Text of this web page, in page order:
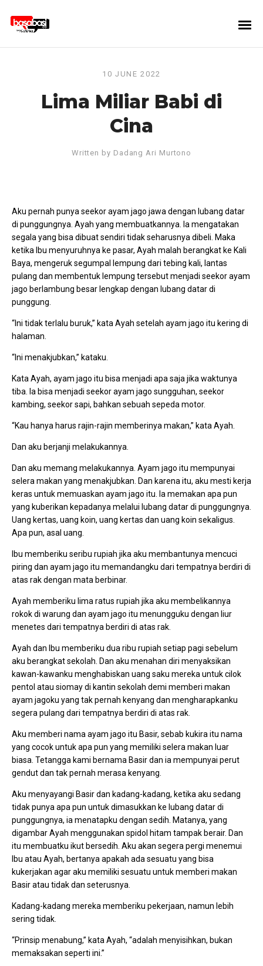
10 JUNE 2022
Lima Miliar Babi di
Cina
Written by Dadang Ari Murtono
Aku pernah punya seekor ayam jago jawa dengan lubang datar
di punggungnya. Ayah yang membuatkannya. Ia mengatakan
segala yang bisa dibuat sendiri tidak seharusnya dibeli. Maka
ketika Ibu menyuruhnya ke pasar, Ayah malah berangkat ke Kali
Baya, mengeruk segumpal lempung dari tebing kali, lantas
pulang dan membentuk lempung tersebut menjadi seekor ayam
jago berlambung besar lengkap dengan lubang datar di
punggung.
“Ini tidak terlalu buruk,” kata Ayah setelah ayam jago itu kering di
halaman.
“Ini menakjubkan,” kataku.
Kata Ayah, ayam jago itu bisa menjadi apa saja jika waktunya
tiba. Ia bisa menjadi seekor ayam jago sungguhan, seekor
kambing, seekor sapi, bahkan sebuah sepeda motor.
“Kau hanya harus rajin-rajin memberinya makan,” kata Ayah.
Dan aku berjanji melakukannya.
Dan aku memang melakukannya. Ayam jago itu mempunyai
selera makan yang menakjubkan. Dan karena itu, aku mesti kerja
keras untuk memuaskan ayam jago itu. Ia memakan apa pun
yang kuberikan kepadanya melalui lubang datar di punggungnya.
Uang kertas, uang koin, uang kertas dan uang koin sekaligus.
Apa pun, asal uang.
Ibu memberiku seribu rupiah jika aku membantunya mencuci
piring dan ayam jago itu memandangku dari tempatnya berdiri di
atas rak dengan mata berbinar.
Ayah memberiku lima ratus rupiah jika aku membelikannya
rokok di warung dan ayam jago itu menungguku dengan liur
menetes dari tempatnya berdiri di atas rak.
Ayah dan Ibu memberiku dua ribu rupiah setiap pagi sebelum
aku berangkat sekolah. Dan aku menahan diri menyaksikan
kawan-kawanku menghabiskan uang saku mereka untuk cilok
pentol atau siomay di kantin sekolah demi memberi makan
ayam jagoku yang tak pernah kenyang dan mengharapkanku
segera pulang dari tempatnya berdiri di atas rak.
Aku memberi nama ayam jago itu Basir, sebab kukira itu nama
yang cocok untuk apa pun yang memiliki selera makan luar
biasa. Tetangga kami bernama Basir dan ia mempunyai perut
gendut dan tak pernah merasa kenyang.
Aku menyayangi Basir dan kadang-kadang, ketika aku sedang
tidak punya apa pun untuk dimasukkan ke lubang datar di
punggungnya, ia menatapku dengan sedih. Matanya, yang
digambar Ayah menggunakan spidol hitam tampak berair. Dan
itu membuatku ikut bersedih. Aku akan segera pergi menemui
Ibu atau Ayah, bertanya apakah ada sesuatu yang bisa
kukerjakan agar aku memiliki sesuatu untuk memberi makan
Basir atau tidak dan seterusnya.
Kadang-kadang mereka memberiku pekerjaan, namun lebih
sering tidak.
“Prinsip menabung,” kata Ayah, “adalah menyisihkan, bukan
memaksakan seperti ini.”